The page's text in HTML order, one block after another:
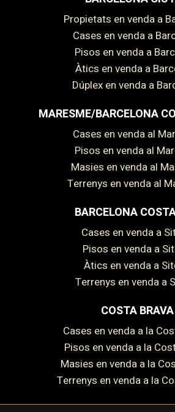
Propietats en venda a
Cases en venda a
Pisos en venda a
Àtics en venda a
Dúplex en venda a
MARESME/BARCELONA
Cases en venda al
Pisos en venda al
Masies en venda al
Terrenys en venda al
BARCELONA
Cases en venda a
Pisos en venda a
Àtics en venda a
Terrenys en venda a
COSTA BRAVA
Cases en venda a la
Pisos en venda a la
Masies en venda a la
Terrenys en venda a la
Guardar configuració